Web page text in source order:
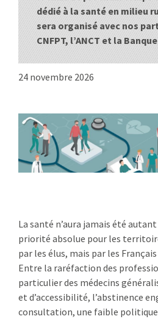
EUROPE
dédié à la santé en milieu
sera organisé avec nos
CNFPT, l’ANCT et la
24 novembre 2026
La santé n’aura jamais été
priorité absolue pour les
par les élus, mais par les
Entre la raréfaction des
particulier des médecins
et d’accessibilité, l’abstinence
consultation, une faible